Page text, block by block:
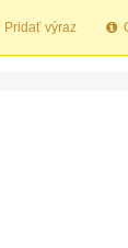
Pridať výraz